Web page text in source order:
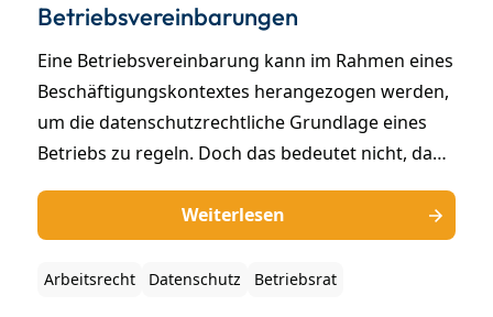
Betriebsvereinbarungen
Eine Betriebsvereinbarung kann im Rahmen eines
Beschäftigungskontextes herangezogen werden,
um die datenschutzrechtliche Grundlage eines
Betriebs zu regeln. Doch das bedeutet nicht, dass
Mindestschutz der Datenrecht-Grundverordnung
unterlaufen können. Wer hier nicht aufpasst,
riskiert eine (teil-)unwirksame
Weiterlesen
Arbeitsrecht Datenschutz Betriebsrat